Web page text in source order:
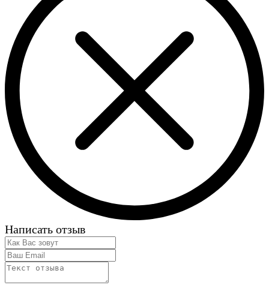
Последующие стадии заболевания также поддаются
корректировке. Процесс можно приостановить и максимально
стабилизировать состояние больного. Полный отказ от
алкоголя, здоровое питание и активный образ жизни —
непременные условия для этого. Но решающую роль играет
правильный подбор лекарственных препаратов.
Эффективность гепапротекторов в лечении циррозов печени
различной этимологии давно доказана. Одним из них
являются таблетки «Эсслиал Форте» отечественного
производства, который стоит на порядок дешевле импортных
аналогов, но не уступает им по качеству. Его основная
составляющая — эссенциальные фосфолипиды, полученные
из экстракта соевого лицетина. Они полностью
интегрируются в мембраны гепатоцитов, защищают их и
способствуют быстрой регенерации повреждённых тканей.
Постепенно функции печени восстанавливаются,
нормализуется метаболизм, гормональный фон, становятся
менее выраженными сопутствующие заболевания. Заметно
улучшается даже внешний вид пациента.
Написать отзыв